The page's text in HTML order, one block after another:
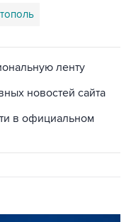
ленту
новостей сайта
в официальном